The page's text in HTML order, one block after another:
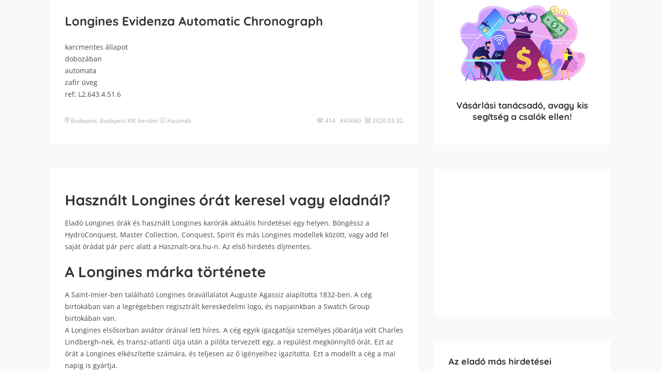
Longines Evidenza Automatic Chronograph
karcmentes állapot
dobozában
automata
zafír üveg
ref: L2.643.4.51.6
Budapest, Budapest XIII. kerület Használt 414 #43660 2026.03.30.
Használt Longines órát keresel vagy eladnál?
Eladó Longines órák és használt Longines karórák aktuális hirdetései egy helyen. Böngéssz a
HydroConquest, Master Collection, Conquest, Spirit és más Longines modellek között, vagy add fel
saját órádat pár perc alatt a Hasznalt-ora.hu-n. Az első hirdetés díjmentes.
A Longines márka története
A Saint-Imier-ben található Longines óravállalatot Auguste Agassiz alapította 1832-ben. A cég
birtokában van a legrégebben regisztrált kereskedelmi logo, és napjainkban a Swatch Group
birtokában van.
A Longines elsősorban aviátor óráival lett híres. A cég egyik igazgatója személyes jóbarátja volt Charles
Lindbergh-nek, és transz-atlanti útja után a pilóta tervezett egy, a repülést megkönnyítő órát. Ezt az
órát a Longines elkészítette számára, és teljesen az ő igényeihez igazította. Ezt a modellt a cég a mai
napig is gyártja.
Vásárlási tanácsadó, avagy kis
segítség a csalók ellen!
Az eladó más hirdetései